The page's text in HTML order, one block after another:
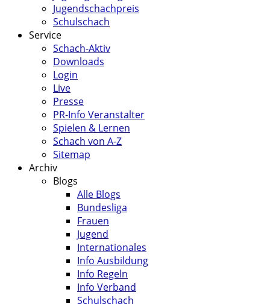
Jugendschachpreis
Schulschach
Service
Schach-Aktiv
Downloads
Login
Live
Presse
PR-Info Veranstalter
Spielen & Lernen
Schach von A-Z
Sitemap
Archiv
Blogs
Alle Blogs
Bundesliga
Frauen
Jugend
Internationales
Info Ausbildung
Info Regeln
Info Verband
Schulschach